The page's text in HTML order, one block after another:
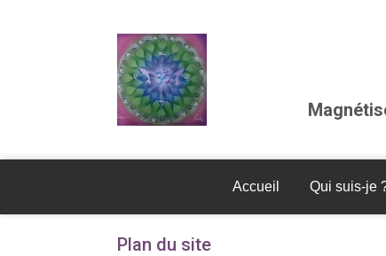
Accueil Qui suis-je
Plan du site